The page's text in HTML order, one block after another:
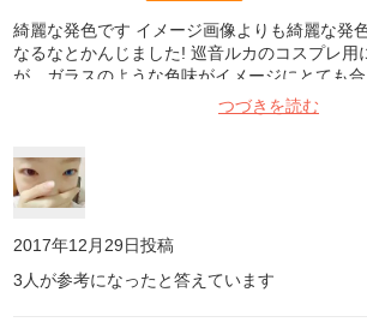
綺麗な発色です イメージ画像よりも綺麗な発
なるなとかんじました! 巡音ルカのコスプレ用
が、ガラスのような色味がイメージにとても
た、初めてのカラコンだったため痛みやトラ
ですが、何も問題なくイベントを楽しめまし
つづきを読む
2017年12月29日投稿
3 人が参考になったと答えています